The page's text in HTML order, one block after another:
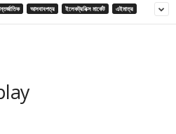
আসবাবপত্র ইলেকট্রনিক্স মার্কেট এইমাত্র